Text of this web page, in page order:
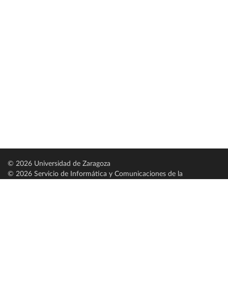
© 2026 Universidad de Zaragoza
© 2026 Servicio de Informática y Comunicaciones de la